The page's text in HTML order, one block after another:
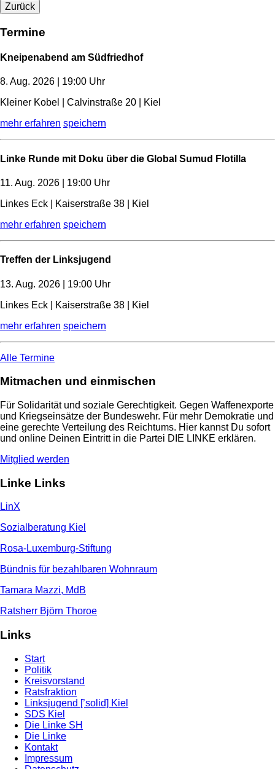
Zurück
Termine
Kneipenabend am Südfriedhof
8. Aug. 2026 | 19:00 Uhr
Kleiner Kobel | Calvinstraße 20 | Kiel
mehr erfahren speichern
Linke Runde mit Doku über die Global Sumud Flotilla
11. Aug. 2026 | 19:00 Uhr
Linkes Eck | Kaiserstraße 38 | Kiel
mehr erfahren speichern
Treffen der Linksjugend
13. Aug. 2026 | 19:00 Uhr
Linkes Eck | Kaiserstraße 38 | Kiel
mehr erfahren speichern
Alle Termine
Mitmachen und einmischen
Für Solidarität und soziale Gerechtigkeit. Gegen Waffenexporte
und Kriegseinsätze der Bundeswehr. Für mehr Demokratie und
eine gerechte Verteilung des Reichtums. Hier kannst Du sofort
und online Deinen Eintritt in die Partei DIE LINKE erklären.
Mitglied werden
Linke Links
LinX
Sozialberatung Kiel
Rosa-Luxemburg-Stiftung
Bündnis für bezahlbaren Wohnraum
Tamara Mazzi, MdB
Ratsherr Björn Thoroe
Links
Start
Politik
Kreisvorstand
Ratsfraktion
Linksjugend [’solid] Kiel
SDS Kiel
Die Linke SH
Die Linke
Kontakt
Impressum